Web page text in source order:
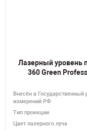
Лазерный уровень
360 Green
Внесён в Государственный
измерений РФ
Тип проекции
Цвет лазерного луча